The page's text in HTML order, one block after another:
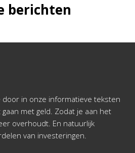
berichten
door in onze informatieve teksten
met geld. Zodat je aan het
overhoudt. En natuurlijk
van investeringen.